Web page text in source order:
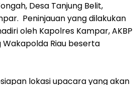
Desa Tanjung Belit,
Peninjauan yang dilakukan
oleh Kapolres Kampar, AKBP
Riau beserta
lokasi upacara yang akan